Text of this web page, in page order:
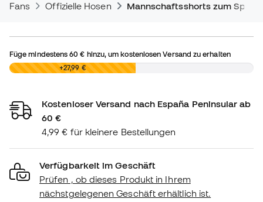
Fans Offizielle Hosen Mannschaftsshorts zum
Füge mindestens60 € hinzu, um kostenlosen Versand zu erhalten
0,00 € +27,99 €
Kostenloser Versand nach España Peninsular ab
60 €
4,99 € für kleinere Bestellungen
Verfügbarkeit im Geschäft
Prüfen , ob dieses Produkt in Ihrem
nächstgelegenen Geschäft erhältlich ist.